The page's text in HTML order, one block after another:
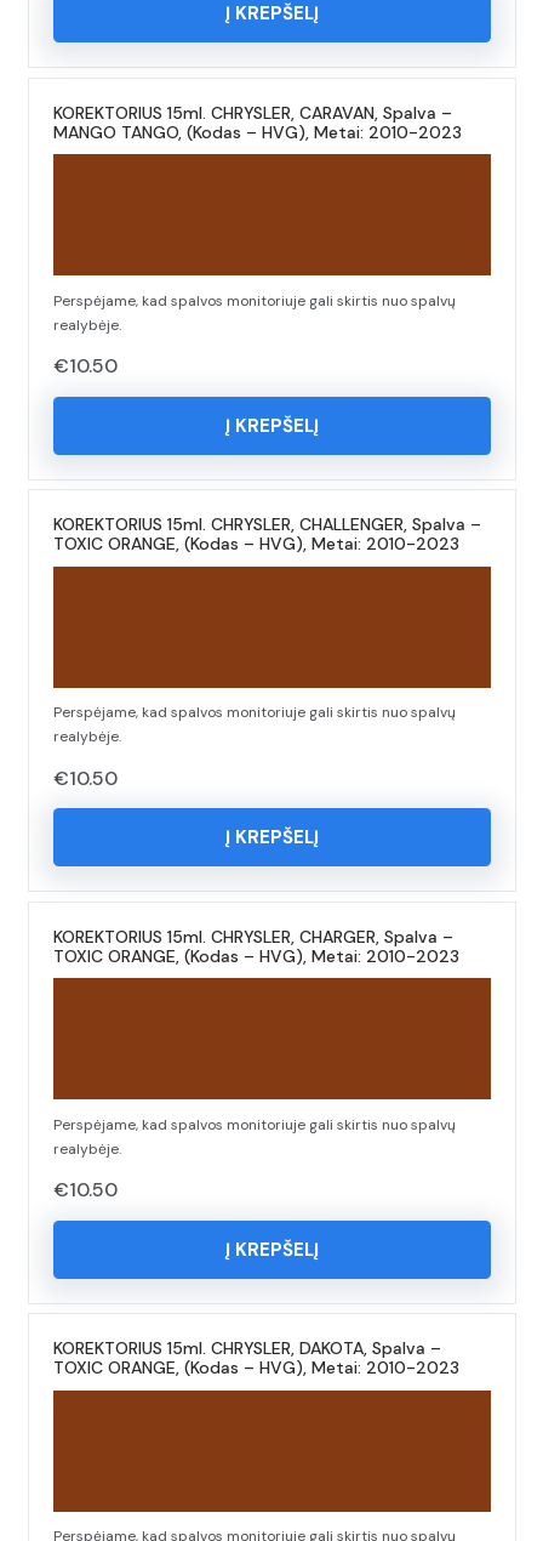
Į KREPŠELĮ
KOREKTORIUS 15ml. CHRYSLER, CARAVAN, Spalva –
MANGO TANGO, (Kodas – HVG), Metai: 2010-2023
Perspėjame, kad spalvos monitoriuje gali skirtis nuo spalvų
realybėje.
€10.50
Į KREPŠELĮ
KOREKTORIUS 15ml. CHRYSLER, CHALLENGER, Spalva –
TOXIC ORANGE, (Kodas – HVG), Metai: 2010-2023
Perspėjame, kad spalvos monitoriuje gali skirtis nuo spalvų
realybėje.
€10.50
Į KREPŠELĮ
KOREKTORIUS 15ml. CHRYSLER, CHARGER, Spalva –
TOXIC ORANGE, (Kodas – HVG), Metai: 2010-2023
Perspėjame, kad spalvos monitoriuje gali skirtis nuo spalvų
realybėje.
€10.50
Į KREPŠELĮ
KOREKTORIUS 15ml. CHRYSLER, DAKOTA, Spalva –
TOXIC ORANGE, (Kodas – HVG), Metai: 2010-2023
Perspėjame, kad spalvos monitoriuje gali skirtis nuo spalvų